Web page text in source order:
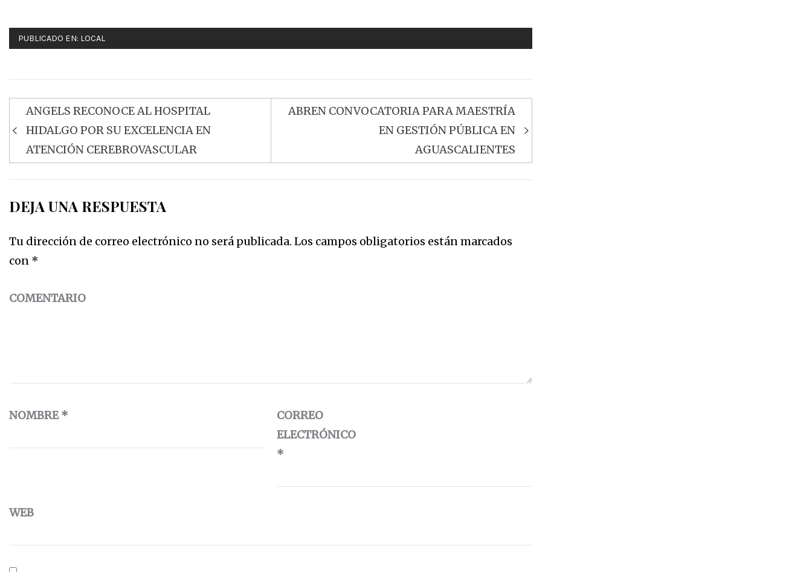
PUBLICADO EN: LOCAL
Navegación
de
entradas
ANGELS RECONOCE AL HOSPITAL
HIDALGO POR SU EXCELENCIA EN
ATENCIÓN CEREBROVASCULAR
ABREN CONVOCATORIA PARA MAESTRÍA
EN GESTIÓN PÚBLICA EN
AGUASCALIENTES
DEJA UNA RESPUESTA
Tu dirección de correo electrónico no será publicada. Los campos obligatorios están marcados
con *
COMENTARIO
NOMBRE*
CORREO
ELECTRÓNICO
*
WEB